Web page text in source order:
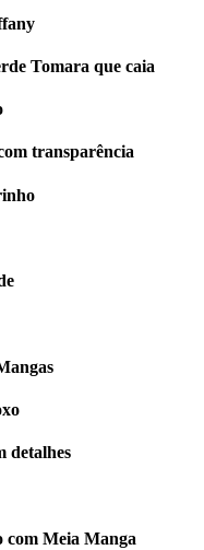
Tomara que caia
transparência
detalhes
com Meia Manga